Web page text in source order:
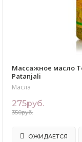
Массажное масло
Patanjali
Масла
275руб.
350руб.
ОЖИДАЕТСЯ